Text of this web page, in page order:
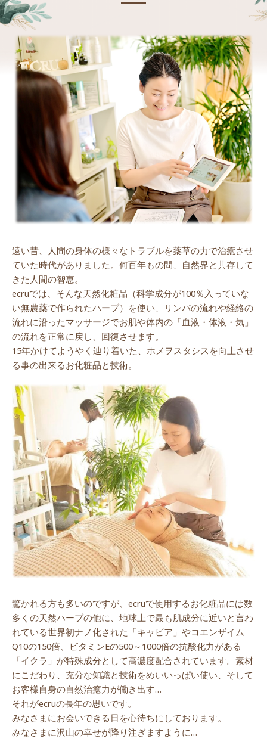
遠い昔、人間の身体の様々なトラブルを薬草の力で治癒させ
ていた時代がありました。何百年もの間、自然界と共存して
きた人間の智恵。
ecruでは、そんな天然化粧品（科学成分が100％入っていな
い無農薬で作られたハーブ）を使い、リンパの流れや経絡の
流れに沿ったマッサージでお肌や体内の「血液・体液・気」
の流れを正常に戻し、回復させます。
15年かけてようやく辿り着いた、ホメヲスタシスを向上させ
る事の出来るお化粧品と技術。
驚かれる方も多いのですが、ecruで使用するお化粧品には数
多くの天然ハーブの他に、地球上で最も肌成分に近いと言わ
れている世界初ナノ化された「キャビア」やコエンザイム
Q10の150倍、ビタミンEの500～1000倍の抗酸化力がある
「イクラ」が特殊成分として高濃度配合されています。素材
にこだわり、充分な知識と技術をめいいっぱい使い、そして
お客様自身の自然治癒力が働き出す…
それがecruの長年の思いです。
みなさまにお会いできる日を心待ちにしております。
みなさまに沢山の幸せが降り注ぎますように…